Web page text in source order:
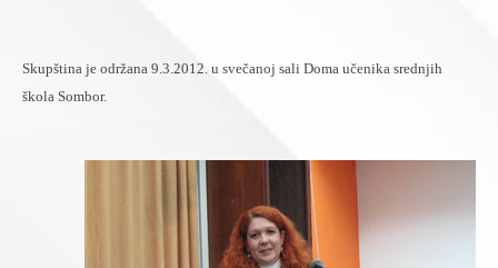
Skupština je održana 9.3.2012. u svečanoj sali Doma učenika srednjih
škola Sombor.